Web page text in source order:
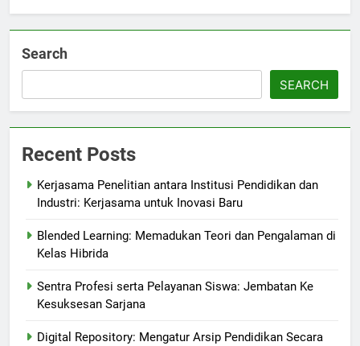
Search
SEARCH
Recent Posts
Kerjasama Penelitian antara Institusi Pendidikan dan
Industri: Kerjasama untuk Inovasi Baru
Blended Learning: Memadukan Teori dan Pengalaman di
Kelas Hibrida
Sentra Profesi serta Pelayanan Siswa: Jembatan Ke
Kesuksesan Sarjana
Digital Repository: Mengatur Arsip Pendidikan Secara